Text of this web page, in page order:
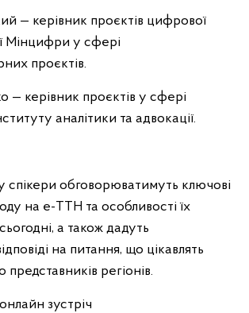
— керівник проєктів цифрової
Мінцифри у сфері
проєктів.
— керівник проєктів у сфері
аналітики та адвокації.
спікери обговорюватимуть ключові
на е-ТТН та особливості їх
а також дадуть
на питання, що цікавлять
регіонів.
зустріч